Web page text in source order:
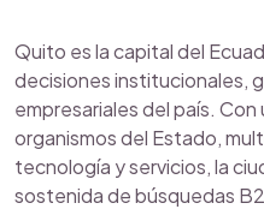
Quito es la capital del
decisiones institucionales,
empresariales del país.
organismos del Estado,
tecnología y servicios, la
sostenida de búsquedas